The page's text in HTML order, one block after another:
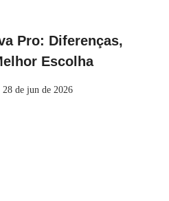
Pro: Diferenças,
Escolha
28 de jun de 2026